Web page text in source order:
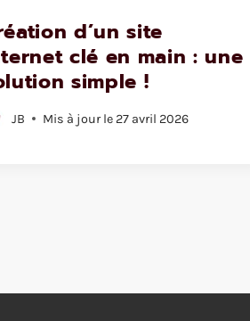
d’un site
clé en main : une
simple !
JB Mis à jour le 27 avril 2026